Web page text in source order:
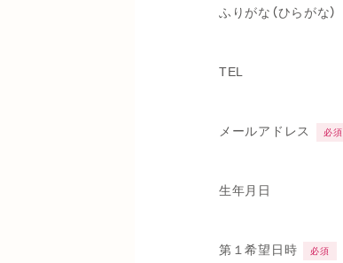
ふりがな（ひらがな）
TEL
メールアドレス 必須
生年月日
第１希望日時 必須